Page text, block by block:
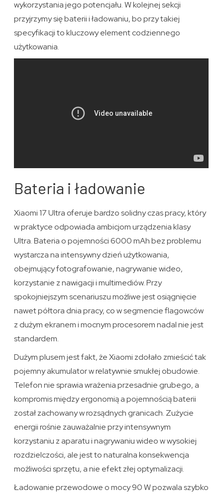
wykorzystania jego potencjału. W kolejnej sekcji
przyjrzymy się baterii i ładowaniu, bo przy takiej
specyfikacji to kluczowy element codziennego
użytkowania.
Bateria i ładowanie
Xiaomi 17 Ultra oferuje bardzo solidny czas pracy, który
w praktyce odpowiada ambicjom urządzenia klasy
Ultra. Bateria o pojemności 6000 mAh bez problemu
wystarcza na intensywny dzień użytkowania,
obejmujący fotografowanie, nagrywanie wideo,
korzystanie z nawigacji i multimediów. Przy
spokojniejszym scenariuszu możliwe jest osiągnięcie
nawet półtora dnia pracy, co w segmencie flagowców
z dużym ekranem i mocnym procesorem nadal nie jest
standardem.
Dużym plusem jest fakt, że Xiaomi zdołało zmieścić tak
pojemny akumulator w relatywnie smukłej obudowie.
Telefon nie sprawia wrażenia przesadnie grubego, a
kompromis między ergonomią a pojemnością baterii
został zachowany w rozsądnych granicach. Zużycie
energii rośnie zauważalnie przy intensywnym
korzystaniu z aparatu i nagrywaniu wideo w wysokiej
rozdzielczości, ale jest to naturalna konsekwencja
możliwości sprzętu, a nie efekt złej optymalizacji.
Ładowanie przewodowe o mocy 90 W pozwala szybko